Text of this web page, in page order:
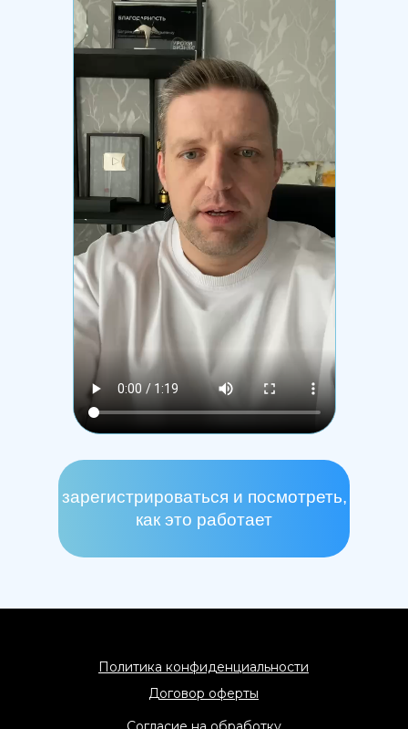
зарегистрироваться и посмотреть,
как это работает
Политика конфиденциальности
Договор оферты